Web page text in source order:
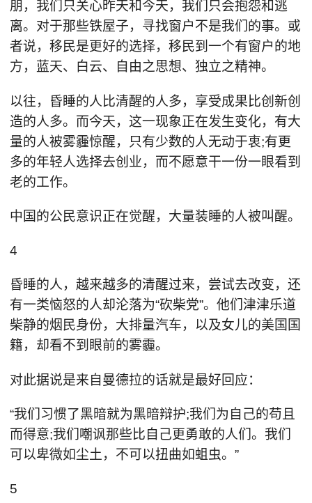
朋，我们只关心昨天和今天，我们只会抱怨和逃
离。对于那些铁屋子，寻找窗户不是我们的事。或
者说，移民是更好的选择，移民到一个有窗户的地
方，蓝天、白云、自由之思想、独立之精神。
以往，昏睡的人比清醒的人多，享受成果比创新创
造的人多。而今天，这一现象正在发生变化，有大
量的人被雾霾惊醒，只有少数的人无动于衷;有更
多的年轻人选择去创业，而不愿意干一份一眼看到
老的工作。
中国的公民意识正在觉醒，大量装睡的人被叫醒。
4
昏睡的人，越来越多的清醒过来，尝试去改变，还
有一类恼怒的人却沦落为“砍柴党”。他们津津乐道
柴静的烟民身份，大排量汽车，以及女儿的美国国
籍，却看不到眼前的雾霾。
对此据说是来自曼德拉的话就是最好回应：
“我们习惯了黑暗就为黑暗辩护;我们为自己的苟且
而得意;我们嘲讽那些比自己更勇敢的人们。我们
可以卑微如尘土，不可以扭曲如蛆虫。”
5